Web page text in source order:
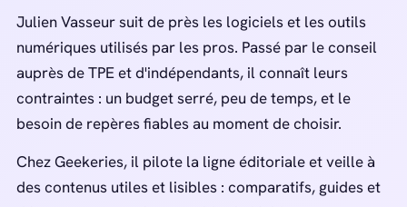
Julien Vasseur suit de près les logiciels et les outils
numériques utilisés par les pros. Passé par le conseil
auprès de TPE et d'indépendants, il connaît leurs
contraintes : un budget serré, peu de temps, et le
besoin de repères fiables au moment de choisir.
Chez Geekeries, il pilote la ligne éditoriale et veille à
des contenus utiles et lisibles : comparatifs, guides et